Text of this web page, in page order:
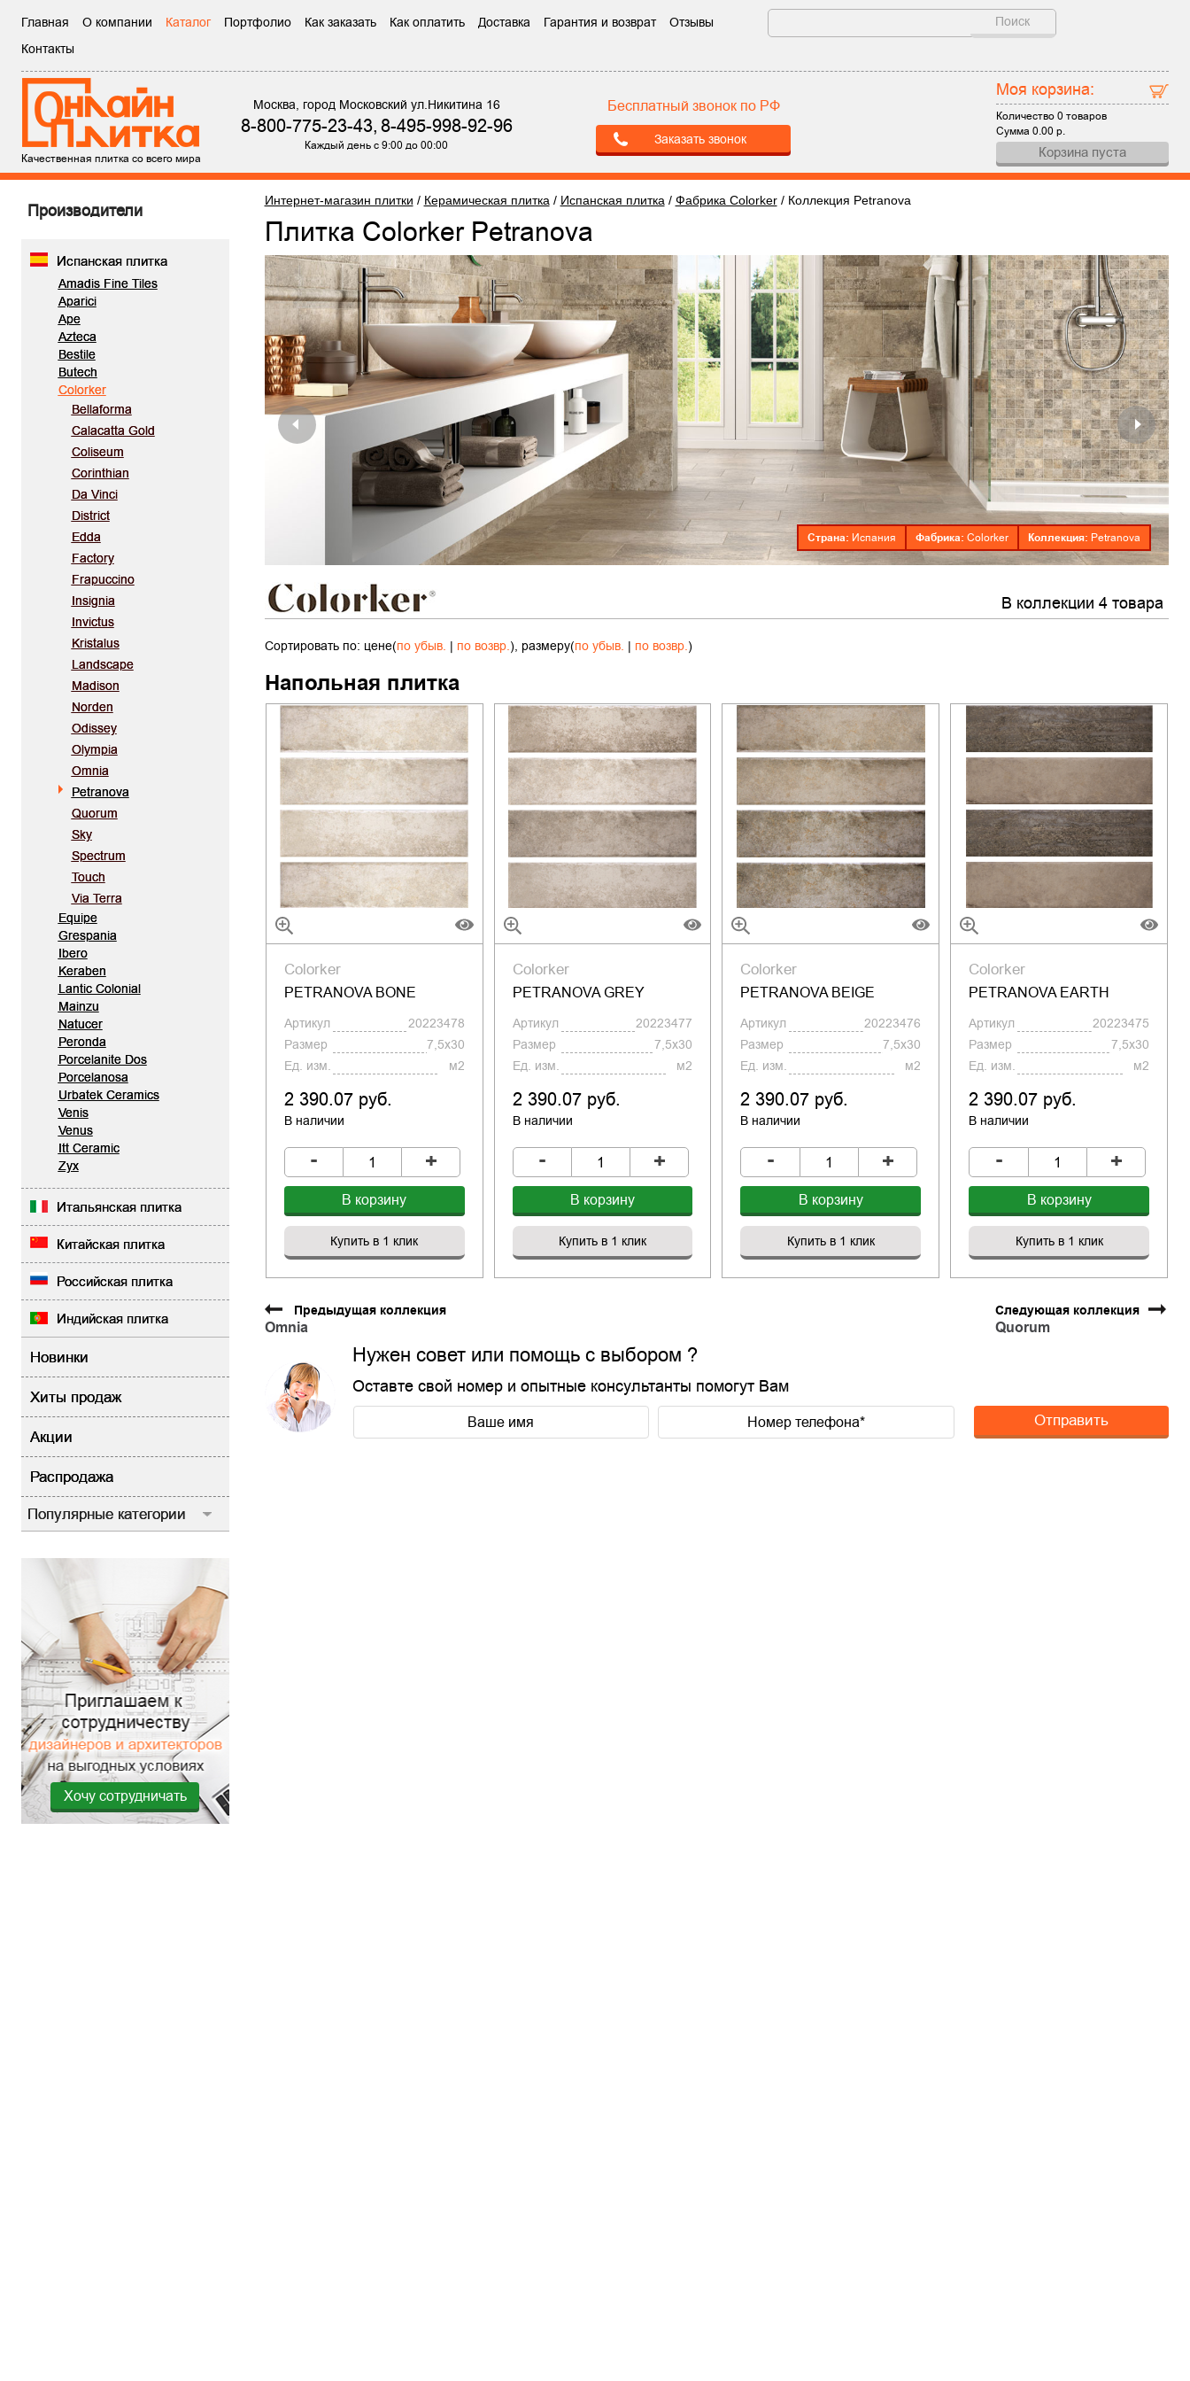
Главная О компании Каталог Портфолио Как заказать Как оплатить Доставка Гарантия и возврат
Отзывы
Контакты
Поиск
Качественная плитка со всего мира
Москва, город Московский ул.Никитина 16
8-800-775-23-43,8-495-998-92-96
Каждый день с 9:00 до 00:00
Бесплатный звонок по РФ
Заказать звонок
Моя корзина:
Количество0 товаров
Сумма0.00 р.
Корзина пуста
Производители
Испанская плитка
Amadis Fine Tiles
Aparici
Ape
Azteca
Bestile
Butech
Colorker
Bellaforma
Calacatta Gold
Coliseum
Corinthian
Da Vinci
District
Edda
Factory
Frapuccino
Insignia
Invictus
Kristalus
Landscape
Madison
Norden
Odissey
Olympia
Omnia
Petranova
Quorum
Sky
Spectrum
Touch
Via Terra
Equipe
Grespania
Ibero
Keraben
Lantic Colonial
Mainzu
Natucer
Peronda
Porcelanite Dos
Porcelanosa
Urbatek Ceramics
Venis
Venus
Itt Ceramic
Zyx
Итальянская плитка
Китайская плитка
Российская плитка
Индийская плитка
Новинки
Хиты продаж
Акции
Распродажа
Популярные категории
Хочу сотрудничать
Интернет-магазин плитки / Керамическая плитка / Испанская плитка / Фабрика Colorker/ Коллекция Petranova
Плитка Colorker Petranova
Страна: Испания Фабрика: Colorker Коллекция: Petranova
В коллекции 4 товара
Сортировать по: цене(по убыв. | по возвр.), размеру(по убыв. | по возвр.)
Напольная плитка
Colorker
PETRANOVA BONE
Артикул
20223478
Размер
7,5x30
Ед. изм.
м2
2 390.07 руб.
В наличии
- +
В корзину
Купить в 1 клик
Colorker
PETRANOVA GREY
Артикул
20223477
Размер
7,5x30
Ед. изм.
м2
2 390.07 руб.
В наличии
- +
В корзину
Купить в 1 клик
Colorker
PETRANOVA BEIGE
Артикул
20223476
Размер
7,5x30
Ед. изм.
м2
2 390.07 руб.
В наличии
- +
В корзину
Купить в 1 клик
Colorker
PETRANOVA EARTH
Артикул
20223475
Размер
7,5x30
Ед. изм.
м2
2 390.07 руб.
В наличии
- +
В корзину
Купить в 1 клик
Предыдущая коллекция
Omnia
Следующая коллекция
Quorum
Нужен совет или помощь с выбором ?
Оставте свой номер и опытные консультанты помогут Вам
Отправить